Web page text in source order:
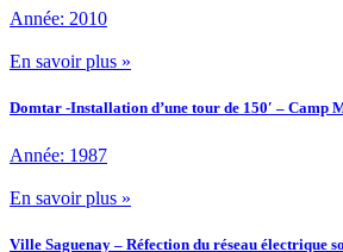
Année: 2010
En savoir plus »
Domtar -Installation d’une tour de 150′ – Camp
Année: 1987
En savoir plus »
Ville Saguenay – Réfection du réseau électrique